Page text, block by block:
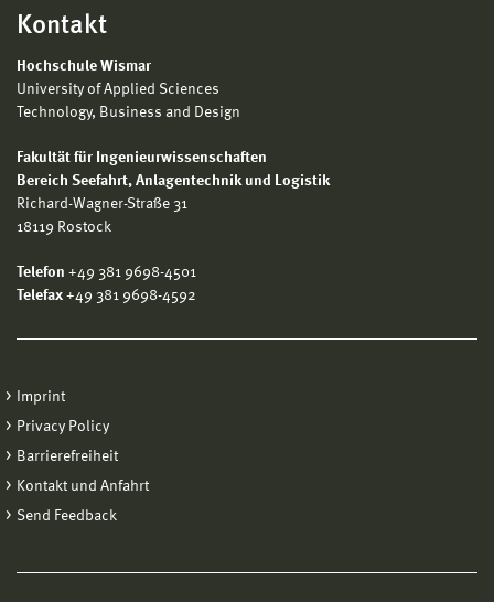
Kontakt
Hochschule Wismar
University of Applied Sciences
Technology, Business and Design
Fakultät für Ingenieurwissenschaften
Bereich Seefahrt, Anlagentechnik und Logistik
Richard-Wagner-Straße 31
18119 Rostock
Telefon +49 381 9698-4501
Telefax +49 381 9698-4592
Imprint
Privacy Policy
Barrierefreiheit
Kontakt und Anfahrt
Send Feedback